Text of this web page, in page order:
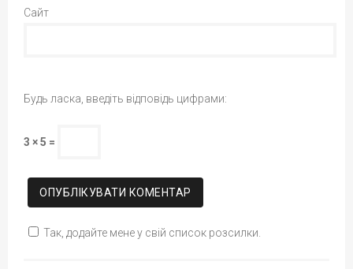
Сайт
Будь ласка, введіть відповідь цифрами:
3 × 5 =
Так, додайте мене у свій список розсилки.